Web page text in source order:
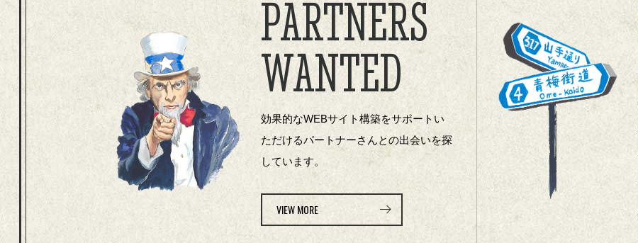
PARTNERS
WANTED
効果的なWEBサイト構築をサポートい
ただけるパートナーさんとの出会いを探
しています。
VIEW MORE